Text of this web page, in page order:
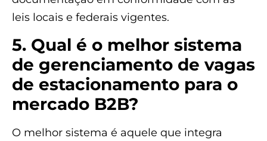
leis locais e federais vigentes.
5. Qual é o melhor sistema
de gerenciamento de vagas
de estacionamento para o
mercado B2B?
O melhor sistema é aquele que integra